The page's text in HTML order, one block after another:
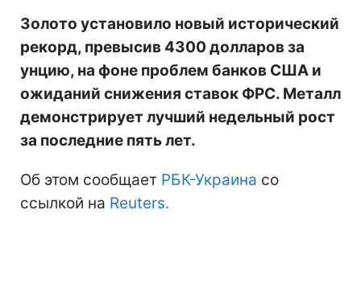
Золото установило новый исторический
рекорд, превысив 4300 долларов за
унцию, на фоне проблем банков США и
ожиданий снижения ставок ФРС. Металл
демонстрирует лучший недельный рост
за последние пять лет.
Об этом сообщает РБК-Украина со
ссылкой на Reuters.